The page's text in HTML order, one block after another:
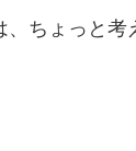
ちょっと